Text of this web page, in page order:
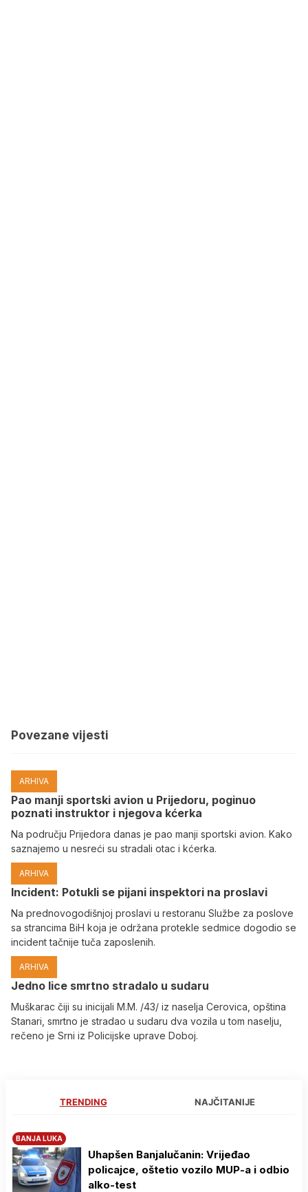
Povezane vijesti
ARHIVA
Pao manji sportski avion u Prijedoru, poginuo
poznati instruktor i njegova kćerka
Na području Prijedora danas je pao manji sportski avion. Kako
saznajemo u nesreći su stradali otac i kćerka.
ARHIVA
Incident: Potukli se pijani inspektori na proslavi
Na prednovogodišnjoj proslavi u restoranu Službe za poslove
sa strancima BiH koja je održana protekle sedmice dogodio se
incident tačnije tuča zaposlenih.
ARHIVA
Јedno lice smrtno stradalo u sudaru
Muškarac čiji su inicijali M.M. /43/ iz naselja Cerovica, opština
Stanari, smrtno je stradao u sudaru dva vozila u tom naselju,
rečeno je Srni iz Policijske uprave Doboj.
TRENDING NAJČITANIJE
BANJA LUKA
Uhapšen Banjalučanin: Vrijeđao
policajce, oštetio vozilo MUP-a i odbio
alko-test